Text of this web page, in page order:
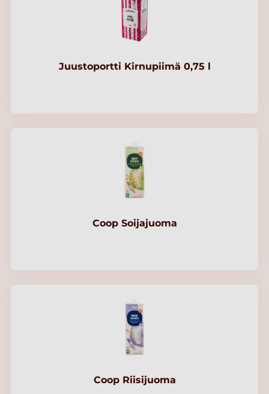
Juustoportti Kirnupiimä 0,75 l
Coop Soijajuoma
Coop Riisijuoma